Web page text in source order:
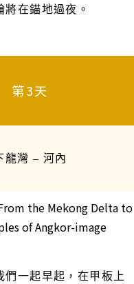
將在錨地過夜。
第3天
龍灣 – 河內
們一起早起，在甲板上